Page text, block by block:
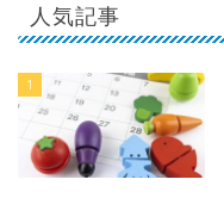
人気記事
1